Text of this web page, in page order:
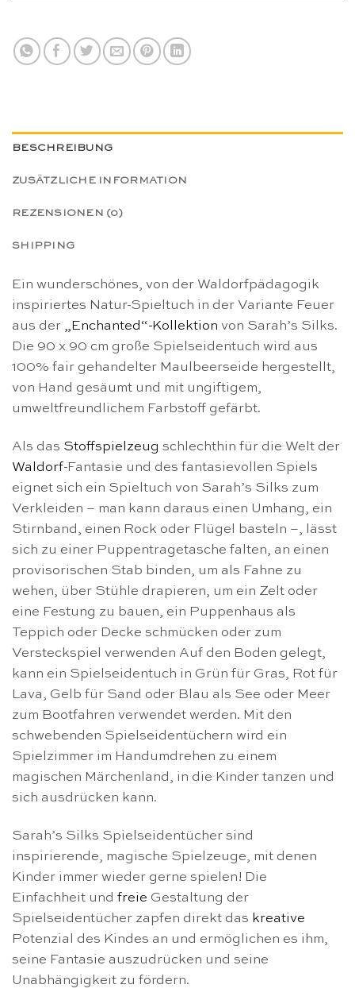
BESCHREIBUNG
ZUSÄTZLICHE INFORMATION
REZENSIONEN (0)
SHIPPING
Ein wunderschönes, von der Waldorfpädagogik
inspiriertes Natur-Spieltuch in der Variante Feuer
aus der „Enchanted“-Kollektion von Sarah’s Silks.
Die 90 x 90 cm große Spielseidentuch wird aus
100% fair gehandelter Maulbeerseide hergestellt,
von Hand gesäumt und mit ungiftigem,
umweltfreundlichem Farbstoff gefärbt.
Als das Stoffspielzeug schlechthin für die Welt der
Waldorf-Fantasie und des fantasievollen Spiels
eignet sich ein Spieltuch von Sarah’s Silks zum
Verkleiden – man kann daraus einen Umhang, ein
Stirnband, einen Rock oder Flügel basteln –, lässt
sich zu einer Puppentragetasche falten, an einen
provisorischen Stab binden, um als Fahne zu
wehen, über Stühle drapieren, um ein Zelt oder
eine Festung zu bauen, ein Puppenhaus als
Teppich oder Decke schmücken oder zum
Versteckspiel verwenden Auf den Boden gelegt,
kann ein Spielseidentuch in Grün für Gras, Rot für
Lava, Gelb für Sand oder Blau als See oder Meer
zum Bootfahren verwendet werden. Mit den
schwebenden Spielseidentüchern wird ein
Spielzimmer im Handumdrehen zu einem
magischen Märchenland, in die Kinder tanzen und
sich ausdrücken kann.
Sarah’s Silks Spielseidentücher sind
inspirierende, magische Spielzeuge, mit denen
Kinder immer wieder gerne spielen! Die
Einfachheit und freie Gestaltung der
Spielseidentücher zapfen direkt das kreative
Potenzial des Kindes an und ermöglichen es ihm,
seine Fantasie auszudrücken und seine
Unabhängigkeit zu fördern.